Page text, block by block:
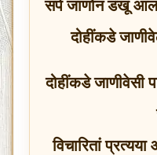
सर्प जाणोन डंखूं
दोहींकडे
दोहींकडे जाणीवेसी
विचारितां